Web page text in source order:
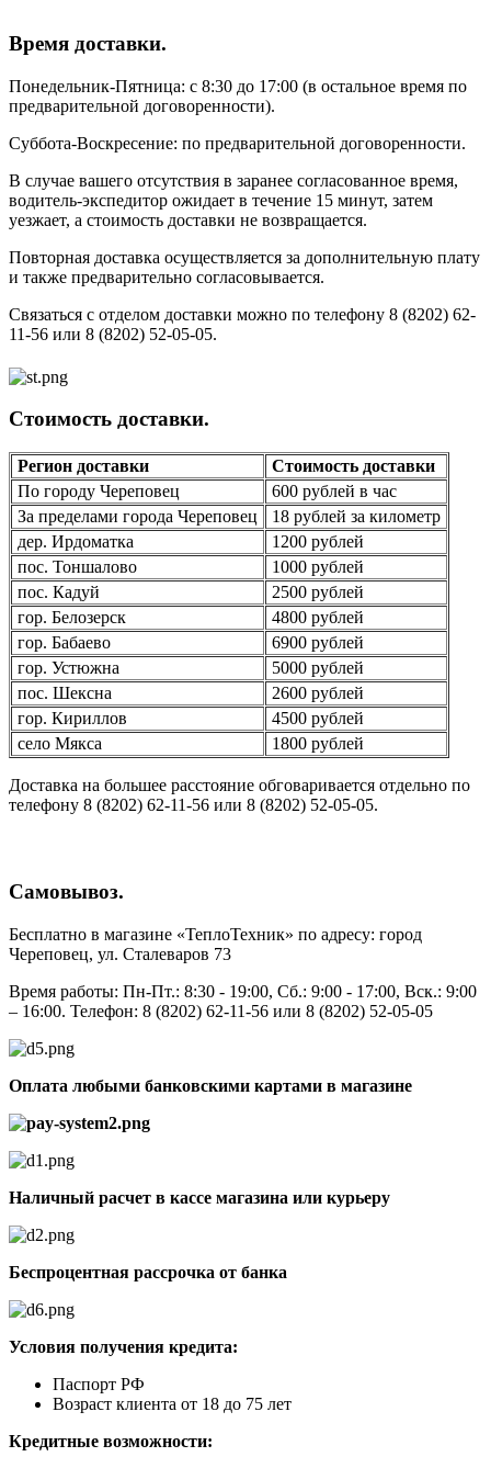
Время доставки.
Понедельник-Пятница: с 8:30 до 17:00 (в остальное время по
предварительной договоренности).
Суббота-Воскресение: по предварительной договоренности.
В случае вашего отсутствия в заранее согласованное время,
водитель-экспедитор ожидает в течение 15 минут, затем
уезжает, а стоимость доставки не возвращается.
Повторная доставка осуществляется за дополнительную плату
и также предварительно согласовывается.
Связаться с отделом доставки можно по телефону 8 (8202) 62-
11-56 или 8 (8202) 52-05-05.
Стоимость доставки.
Регион доставки
Стоимость доставки
По городу Череповец
600 рублей в час
За пределами города Череповец
18 рублей за километр
дер. Ирдоматка
1200 рублей
пос. Тоншалово
1000 рублей
пос. Кадуй
2500 рублей
гор. Белозерск
4800 рублей
гор. Бабаево
6900 рублей
гор. Устюжна
5000 рублей
пос. Шексна
2600 рублей
гор. Кириллов
4500 рублей
село Мякса
1800 рублей
Доставка на большее расстояние обговаривается отдельно по
телефону 8 (8202) 62-11-56 или 8 (8202) 52-05-05.
Самовывоз.
Бесплатно в магазине «ТеплоТехник» по адресу: город
Череповец, ул. Сталеваров 73
Время работы: Пн-Пт.: 8:30 - 19:00, Сб.: 9:00 - 17:00, Вск.: 9:00
– 16:00. Телефон: 8 (8202) 62-11-56 или 8 (8202) 52-05-05
Оплата любыми банковскими картами в магазине
Наличный расчет в кассе магазина или курьеру
Беспроцентная рассрочка от банка
Условия получения кредита:
Паспорт РФ
Возраст клиента от 18 до 75 лет
Кредитные возможности: